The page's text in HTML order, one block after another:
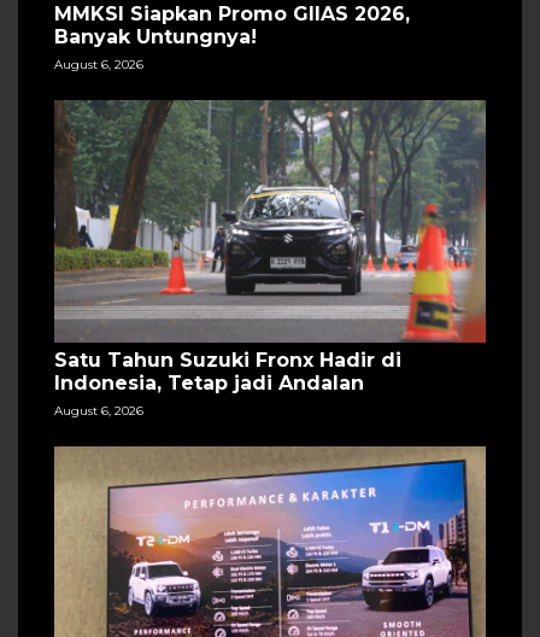
MMKSI Siapkan Promo GIIAS 2026,
Banyak Untungnya!
August 6, 2026
Satu Tahun Suzuki Fronx Hadir di
Indonesia, Tetap jadi Andalan
August 6, 2026